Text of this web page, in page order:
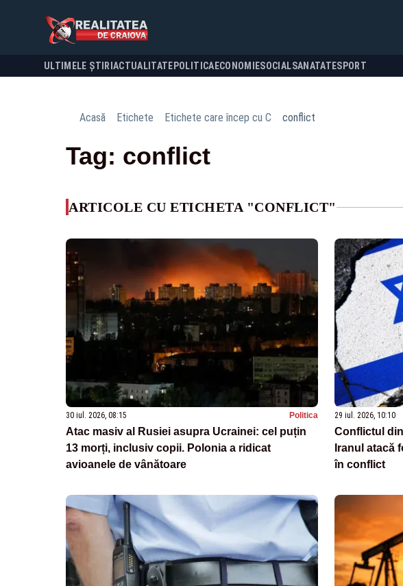
ULTIMELE ȘTIRI ACTUALITATE POLITICA ECONOMIESOCIALSANATATESPORT
Acasă Etichete Etichete care încep cu C conflict
Tag: conflict
ARTICOLE CU ETICHETA "CONFLICT"
30 iul. 2026, 08:15 Politica
Atac masiv al Rusiei asupra Ucrainei: cel puțin
13 morți, inclusiv copii. Polonia a ridicat
avioanele de vânătoare
29 iul. 2026, 10:10
Conflictul
Iranul atacă
în conflict